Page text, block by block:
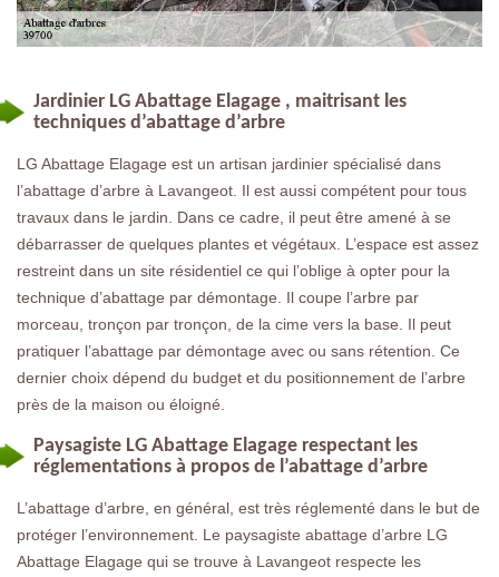
Jardinier LG Abattage Elagage , maitrisant les
techniques d’abattage d’arbre
LG Abattage Elagage est un artisan jardinier spécialisé dans
l’abattage d’arbre à Lavangeot. Il est aussi compétent pour tous
travaux dans le jardin. Dans ce cadre, il peut être amené à se
débarrasser de quelques plantes et végétaux. L’espace est assez
restreint dans un site résidentiel ce qui l’oblige à opter pour la
technique d’abattage par démontage. Il coupe l’arbre par
morceau, tronçon par tronçon, de la cime vers la base. Il peut
pratiquer l’abattage par démontage avec ou sans rétention. Ce
dernier choix dépend du budget et du positionnement de l’arbre
près de la maison ou éloigné.
Paysagiste LG Abattage Elagage respectant les
réglementations à propos de l’abattage d’arbre
L’abattage d’arbre, en général, est très réglementé dans le but de
protéger l’environnement. Le paysagiste abattage d’arbre LG
Abattage Elagage qui se trouve à Lavangeot respecte les